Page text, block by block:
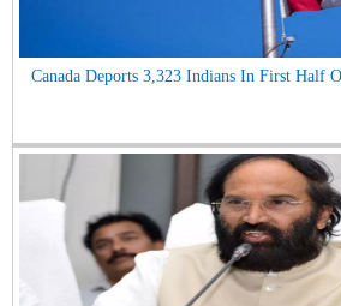
Canada Deports 3,323 Indians In First Half